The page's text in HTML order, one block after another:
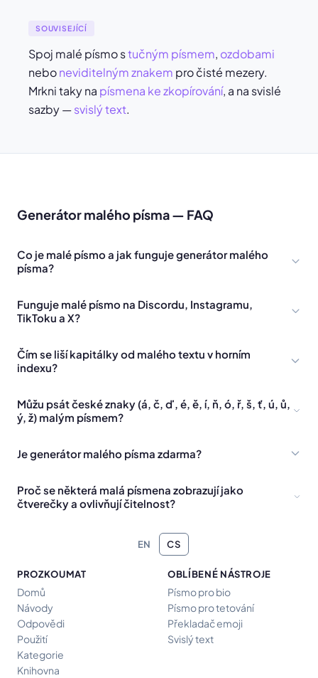
SOUVISEJÍCÍ
Spoj malé písmo stučným písmem, ozdobami
neboneviditelným znakem pro čisté mezery.
Mrkni taky na písmena ke zkopírování, a na svislé
sazby —svislý text.
Generátor malého písma — FAQ
Co je malé písmo a jak funguje generátor malého
písma?
Funguje malé písmo na Discordu, Instagramu,
TikToku a X?
Čím se liší kapitálky od malého textu v horním
indexu?
Můžu psát české znaky (á, č, ď, é, ě, í, ň, ó, ř, š, ť, ú, ů,
ý, ž) malým písmem?
Je generátor malého písma zdarma?
Proč se některá malá písmena zobrazují jako
čtverečky a ovlivňují čitelnost?
EN CS
PROZKOUMAT
Domů
Návody
Odpovědi
Použití
Kategorie
Knihovna
OBLÍBENÉ NÁSTROJE
Písmo pro bio
Písmo pro tetování
Překladač emoji
Svislý text